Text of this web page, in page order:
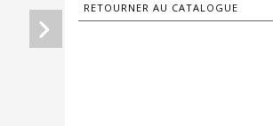
RETOURNER AU CATALOGUE